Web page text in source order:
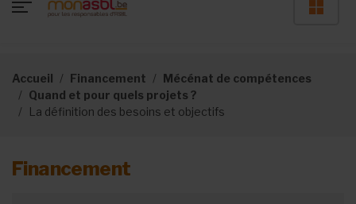
Accueil Financement
Mécénat de compétences
Quand et pour quels projets ?
La définition des besoins et objectifs
Financement